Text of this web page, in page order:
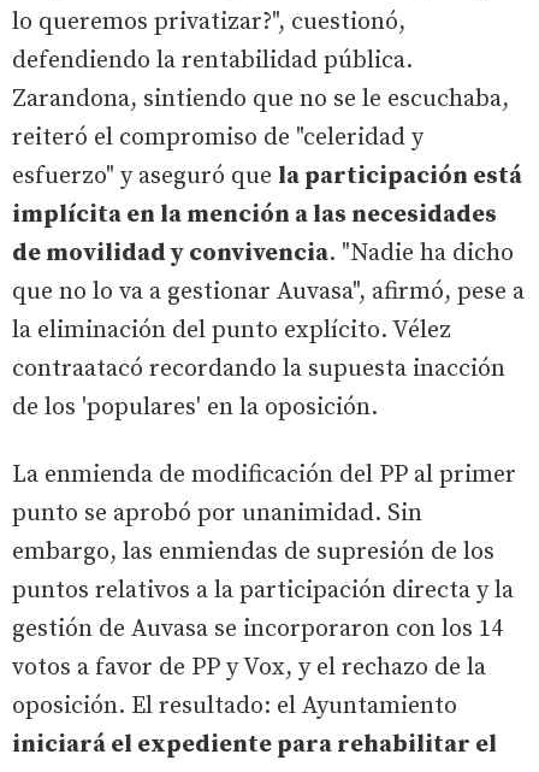
lo queremos privatizar?", cuestionó,
defendiendo la rentabilidad pública.
Zarandona, sintiendo que no se le escuchaba,
reiteró el compromiso de "celeridad y
esfuerzo" y aseguró que la participación está
implícita en la mención a las necesidades
de movilidad y convivencia. "Nadie ha dicho
que no lo va a gestionar Auvasa", afirmó, pese a
la eliminación del punto explícito. Vélez
contraatacó recordando la supuesta inacción
de los 'populares' en la oposición.
La enmienda de modificación del PP al primer
punto se aprobó por unanimidad. Sin
embargo, las enmiendas de supresión de los
puntos relativos a la participación directa y la
gestión de Auvasa se incorporaron con los 14
votos a favor de PP y Vox, y el rechazo de la
oposición. El resultado: el Ayuntamiento
iniciará el expediente para rehabilitar el